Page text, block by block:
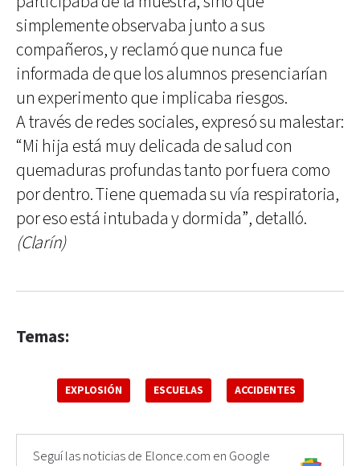
simplemente observaba junto a sus
compañeros, y reclamó que nunca fue
informada de que los alumnos presenciarían
un experimento que implicaba riesgos.
A través de redes sociales, expresó su malestar:
“Mi hija está muy delicada de salud con
quemaduras profundas tanto por fuera como
por dentro. Tiene quemada su vía respiratoria,
por eso está intubada y dormida”, detalló.
(Clarín)
Temas:
EXPLOSIÓN ESCUELAS ACCIDENTES
Seguí las noticias de Elonce.com en Google